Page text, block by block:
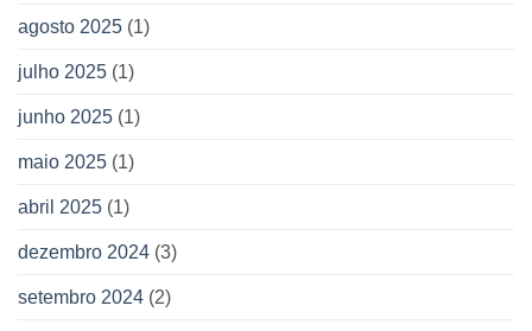
agosto 2025 (1)
julho 2025 (1)
junho 2025 (1)
maio 2025 (1)
abril 2025 (1)
dezembro 2024 (3)
setembro 2024 (2)